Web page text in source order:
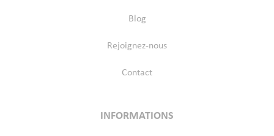
Blog
Rejoignez-nous
Contact
INFORMATIONS